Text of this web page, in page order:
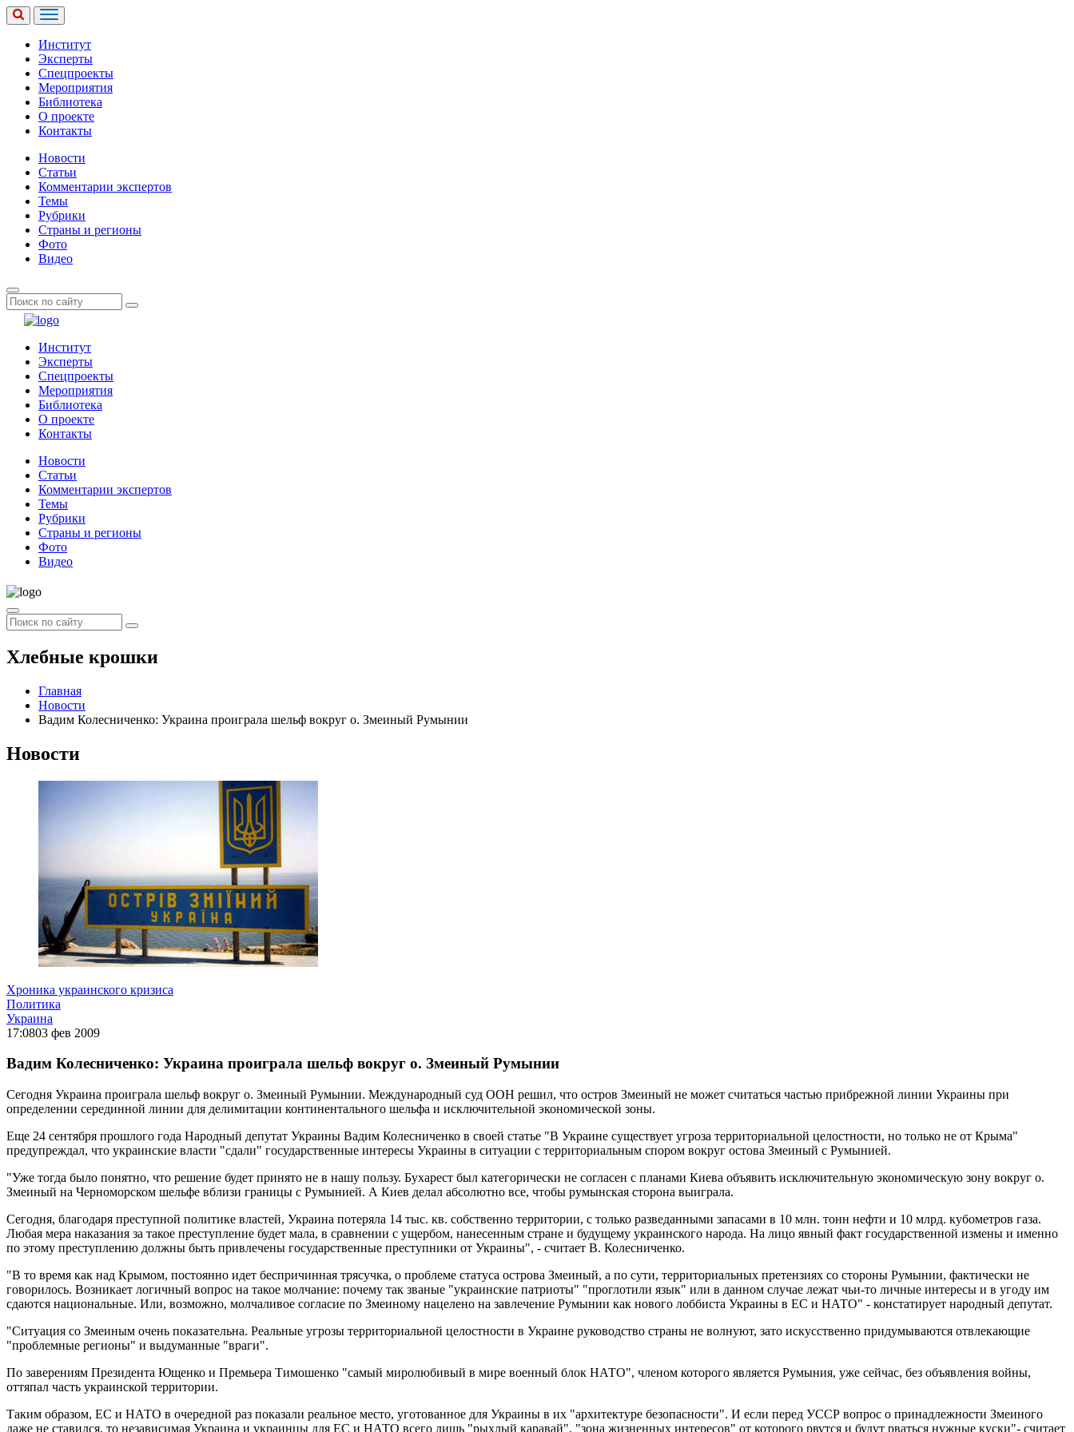
Институт
Эксперты
Спецпроекты
Мероприятия
Библиотека
О проекте
Контакты
Новости
Статьи
Комментарии экспертов
Темы
Рубрики
Страны и регионы
Фото
Видео
Институт
Эксперты
Спецпроекты
Мероприятия
Библиотека
О проекте
Контакты
Новости
Статьи
Комментарии экспертов
Темы
Рубрики
Страны и регионы
Фото
Видео
Хлебные крошки
Главная
Новости
Вадим Колесниченко: Украина проиграла шельф вокруг о. Змеиный Румынии
Новости
Хроника украинского кризиса
Политика
Украина
17:0803 фев 2009
Вадим Колесниченко: Украина проиграла шельф вокруг о. Змеиный Румынии
Сегодня Украина проиграла шельф вокруг о. Змеиный Румынии. Международный суд ООН решил, что остров Змеиный не может считаться частью прибрежной линии Украины при
определении серединной линии для делимитации континентального шельфа и исключительной экономической зоны.
Еще 24 сентября прошлого года Народный депутат Украины Вадим Колесниченко в своей статье "В Украине существует угроза территориальной целостности, но только не от Крыма"
предупреждал, что украинские власти "сдали" государственные интересы Украины в ситуации с территориальным спором вокруг остова Змеиный с Румынией.
"Уже тогда было понятно, что решение будет принято не в нашу пользу. Бухарест был категорически не согласен с планами Киева объявить исключительную экономическую зону вокруг о.
Змеиный на Черноморском шельфе вблизи границы с Румынией. А Киев делал абсолютно все, чтобы румынская сторона выиграла.
Сегодня, благодаря преступной политике властей, Украина потеряла 14 тыс. кв. собственно территории, с только разведанными запасами в 10 млн. тонн нефти и 10 млрд. кубометров газа.
Любая мера наказания за такое преступление будет мала, в сравнении с ущербом, нанесенным стране и будущему украинского народа. На лицо явный факт государственной измены и именно
по этому преступлению должны быть привлечены государственные преступники от Украины", - считает В. Колесниченко.
"В то время как над Крымом, постоянно идет беспричинная трясучка, о проблеме статуса острова Змеиный, а по сути, территориальных претензиях со стороны Румынии, фактически не
говорилось. Возникает логичный вопрос на такое молчание: почему так званые "украинские патриоты" "проглотили язык" или в данном случае лежат чьи-то личные интересы и в угоду им
сдаются национальные. Или, возможно, молчаливое согласие по Змеиному нацелено на завлечение Румынии как нового лоббиста Украины в ЕС и НАТО" - констатирует народный депутат.
"Ситуация со Змеиным очень показательна. Реальные угрозы территориальной целостности в Украине руководство страны не волнуют, зато искусственно придумываются отвлекающие
"проблемные регионы" и выдуманные "враги".
По заверениям Президента Ющенко и Премьера Тимошенко "самый миролюбивый в мире военный блок НАТО", членом которого является Румыния, уже сейчас, без объявления войны,
оттяпал часть украинской территории.
Таким образом, ЕС и НАТО в очередной раз показали реальное место, уготованное для Украины в их "архитектуре безопасности". И если перед УССР вопрос о принадлежности Змеиного
даже не ставился, то независимая Украина и украинцы для ЕС и НАТО всего лишь "рыхлый каравай", "зона жизненных интересов" от которого рвутся и будут рваться нужные куски"- считает